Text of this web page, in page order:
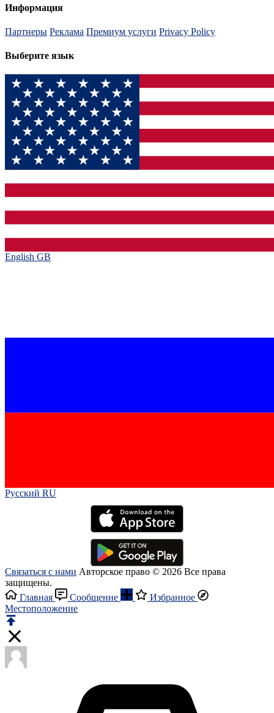
Информация
Партнеры Реклама Премиум услуги Privacy Policy
Выберите язык
English GB‎
Русский RU‎
Связаться с нами Авторское право © 2026 Все права
защищены.
Главная
Сообщение
Избранное
Местоположение